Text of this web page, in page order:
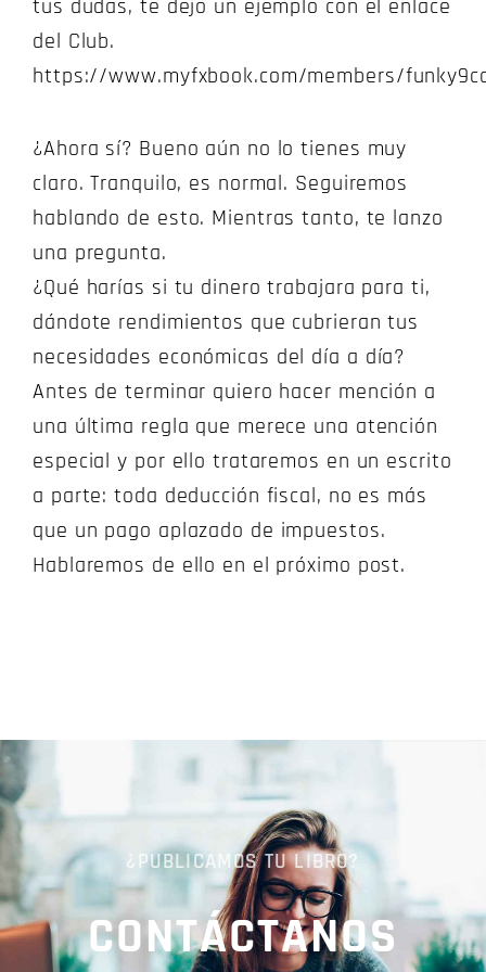
tus dudas, te dejo un ejemplo con el enlace
del Club.
https://www.myfxbook.com/members/
¿Ahora sí? Bueno aún no lo tienes muy
claro. Tranquilo, es normal. Seguiremos
hablando de esto. Mientras tanto, te lanzo
una pregunta.
¿Qué harías si tu dinero trabajara para ti,
dándote rendimientos que cubrieran tus
necesidades económicas del día a día?
Antes de terminar quiero hacer mención a
una última regla que merece una atención
especial y por ello trataremos en un escrito
a parte: toda deducción fiscal, no es más
que un pago aplazado de impuestos.
Hablaremos de ello en el próximo post.
¿PUBLICAMOS TU LIBRO?
CONTÁCTANOS